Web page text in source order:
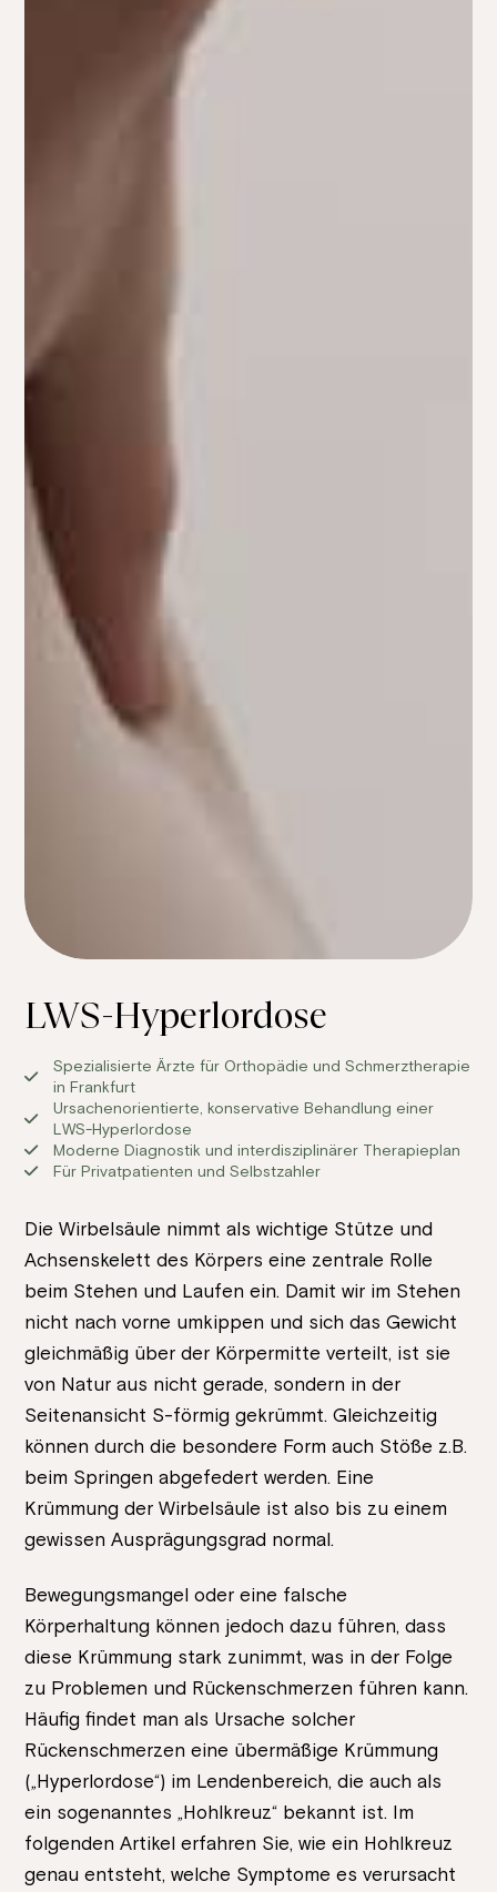
LWS-Hyperlordose
Spezialisierte Ärzte für Orthopädie und Schmerztherapie
in Frankfurt
Ursachenorientierte, konservative Behandlung einer
LWS-Hyperlordose
Moderne Diagnostik und interdisziplinärer Therapieplan
Für Privatpatienten und Selbstzahler
Die Wirbelsäule nimmt als wichtige Stütze und
Achsenskelett des Körpers eine zentrale Rolle
beim Stehen und Laufen ein. Damit wir im Stehen
nicht nach vorne umkippen und sich das Gewicht
gleichmäßig über der Körpermitte verteilt, ist sie
von Natur aus nicht gerade, sondern in der
Seitenansicht S-förmig gekrümmt. Gleichzeitig
können durch die besondere Form auch Stöße z.B.
beim Springen abgefedert werden. Eine
Krümmung der Wirbelsäule ist also bis zu einem
gewissen Ausprägungsgrad normal.
Bewegungsmangel oder eine falsche
Körperhaltung können jedoch dazu führen, dass
diese Krümmung stark zunimmt, was in der Folge
zu Problemen und Rückenschmerzen führen kann.
Häufig findet man als Ursache solcher
Rückenschmerzen eine übermäßige Krümmung
(„Hyperlordose“) im Lendenbereich, die auch als
ein sogenanntes „Hohlkreuz“ bekannt ist. Im
folgenden Artikel erfahren Sie, wie ein Hohlkreuz
genau entsteht, welche Symptome es verursacht